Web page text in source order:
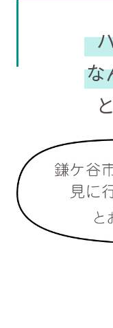
な